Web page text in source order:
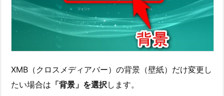
XMB（クロスメディアバー）の背景（壁紙）だけ変更し
たい場合は 「背景」を選択 します。